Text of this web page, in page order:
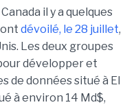
il y a quelques
dévoilé, le 28 juillet,
Les deux groupes
développer et
de données situé à El
à environ 14 Md$,